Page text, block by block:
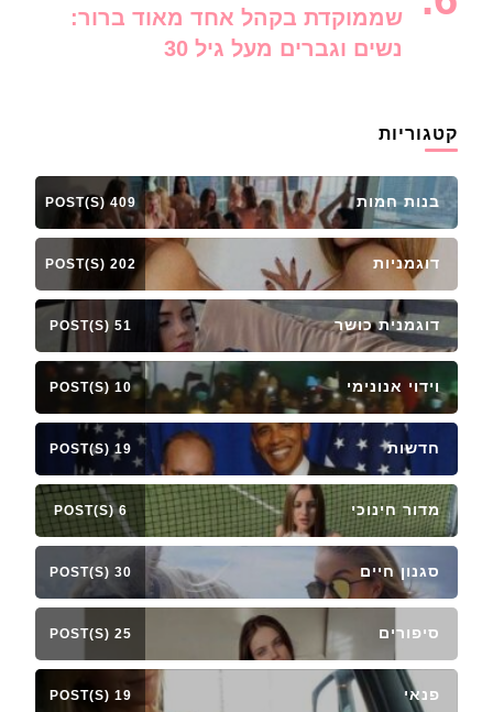
שממוקדת בקהל אחד מאוד ברור:
נשים וגברים מעל גיל 30
קטגוריות
בנות חמות 409 POST(S)
דוגמניות 202 POST(S)
דוגמנית כושר 51 POST(S)
וידוי אנונימי 10 POST(S)
חדשות 19 POST(S)
מדור חינוכי 6 POST(S)
סגנון חיים 30 POST(S)
סיפורים 25 POST(S)
פנאי 19 POST(S)